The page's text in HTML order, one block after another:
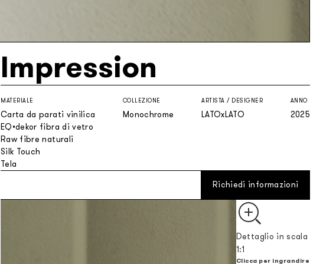
Impression
MATERIALE
Carta da parati vinilica
EQ•dekor fibra di vetro
Raw fibre naturali
Silk Touch
Tela
COLLEZIONE
Monochrome
ARTISTA / DESIGNER
LATOxLATO
ANNO
2025
Richiedi informazioni
Dettaglio in scala
1:1
Clicca per ingrandire